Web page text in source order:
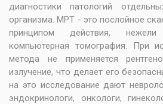
диагностики патологий
организма. МРТ - это послойное
принципом действия,
компьютерная томография. При
метода не применяется
излучение, что делает его
на это исследование дают
эндокринологи, онкологи,